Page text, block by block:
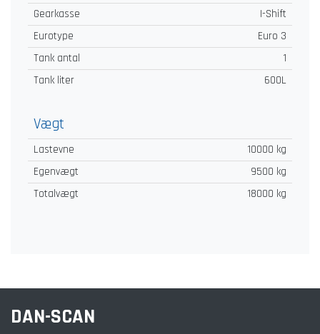
Gearkasse
I-Shift
Eurotype
Euro 3
Tank antal
1
Tank liter
600L
Vægt
Lastevne
10000 kg
Egenvægt
9500 kg
Totalvægt
18000 kg
DAN-SCAN